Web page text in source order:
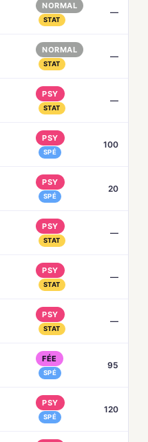
NORMAL
STAT
—
NORMAL
STAT
—
PSY
STAT
—
PSY
SPÉ
100
PSY
SPÉ
20
PSY
STAT
—
PSY
STAT
—
PSY
STAT
—
FÉE
SPÉ
95
PSY
SPÉ
120